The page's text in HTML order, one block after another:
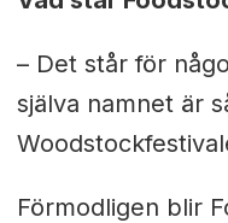
– Det står för
själva namnet är
Förmodligen blir